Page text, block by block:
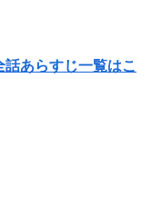
あらすじ一覧はこ